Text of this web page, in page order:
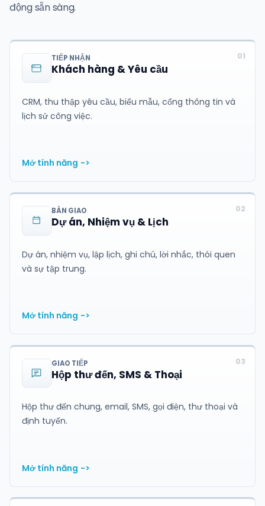
động sẵn sàng.
01
TIẾP NHẬN
Khách hàng & Yêu cầu
CRM, thu thập yêu cầu, biểu mẫu, cổng thông tin và
lịch sử công việc.
Mở tính năng ->
02
BÀN GIAO
Dự án, Nhiệm vụ & Lịch
Dự án, nhiệm vụ, lập lịch, ghi chú, lời nhắc, thói quen
và sự tập trung.
Mở tính năng ->
03
GIAO TIẾP
Hộp thư đến, SMS & Thoại
Hộp thư đến chung, email, SMS, gọi điện, thư thoại và
định tuyến.
Mở tính năng ->